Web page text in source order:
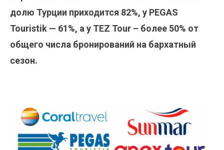
долю Турции приходится 82%, у PEGAS
Touristik — 61%, а у TEZ Tour – более 50% от
общего числа бронирований на бархатный
сезон.